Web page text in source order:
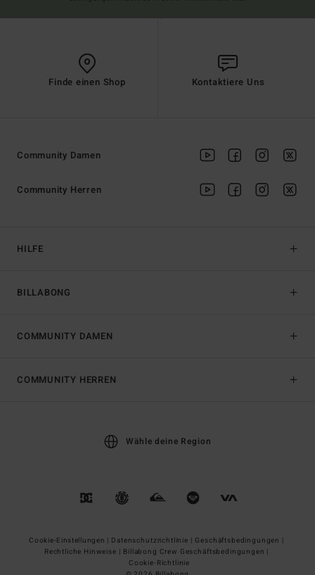
Finde einen Shop Kontaktiere Uns
HILFE
BILLABONG
Community Damen
Community Herren
COMMUNITY DAMEN
COMMUNITY HERREN
Wähle deine Region
Cookie-Einstellungen | Datenschutzrichtlinie | Geschäftsbedingungen |
Rechtliche Hinweise | Billabong Crew Geschäftsbedingungen |
Cookie-Richtlinie